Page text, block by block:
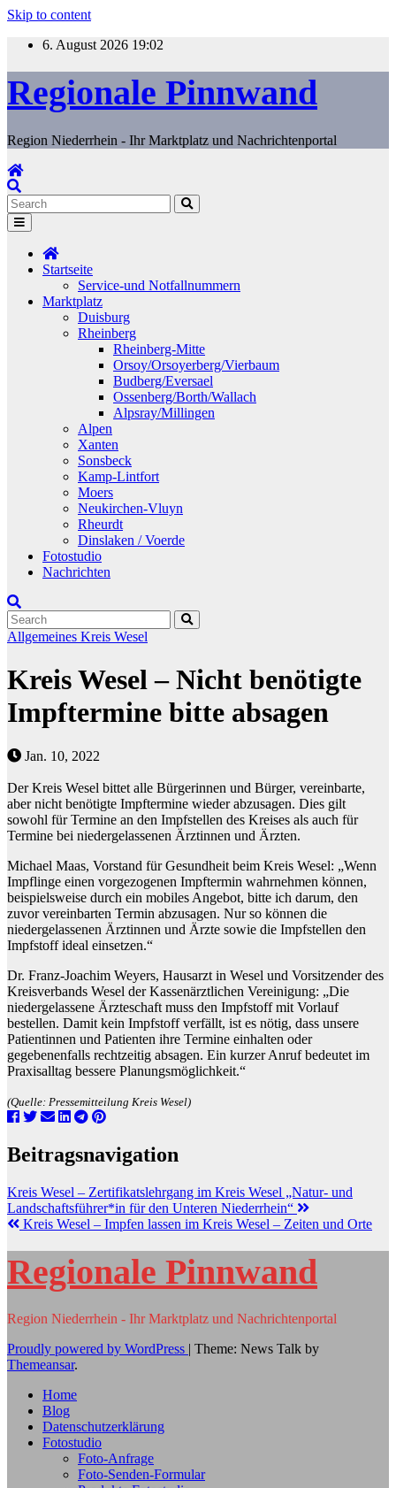
Skip to content
6. August 2026 19:02
Regionale Pinnwand
Region Niederrhein - Ihr Marktplatz und Nachrichtenportal
Startseite
Service-und Notfallnummern
Marktplatz
Duisburg
Rheinberg
Rheinberg-Mitte
Orsoy/Orsoyerberg/Vierbaum
Budberg/Eversael
Ossenberg/Borth/Wallach
Alpsray/Millingen
Alpen
Xanten
Sonsbeck
Kamp-Lintfort
Moers
Neukirchen-Vluyn
Rheurdt
Dinslaken / Voerde
Fotostudio
Nachrichten
Allgemeines Kreis Wesel
Kreis Wesel – Nicht benötigte
Impftermine bitte absagen
Jan. 10, 2022
Der Kreis Wesel bittet alle Bürgerinnen und Bürger, vereinbarte,
aber nicht benötigte Impftermine wieder abzusagen. Dies gilt
sowohl für Termine an den Impfstellen des Kreises als auch für
Termine bei niedergelassenen Ärztinnen und Ärzten.
Michael Maas, Vorstand für Gesundheit beim Kreis Wesel: „Wenn
Impflinge einen vorgezogenen Impftermin wahrnehmen können,
beispielsweise durch ein mobiles Angebot, bitte ich darum, den
zuvor vereinbarten Termin abzusagen. Nur so können die
niedergelassenen Ärztinnen und Ärzte sowie die Impfstellen den
Impfstoff ideal einsetzen.“
Dr. Franz-Joachim Weyers, Hausarzt in Wesel und Vorsitzender des
Kreisverbands Wesel der Kassenärztlichen Vereinigung: „Die
niedergelassene Ärzteschaft muss den Impfstoff mit Vorlauf
bestellen. Damit kein Impfstoff verfällt, ist es nötig, dass unsere
Patientinnen und Patienten ihre Termine einhalten oder
gegebenenfalls rechtzeitig absagen. Ein kurzer Anruf bedeutet im
Praxisalltag bessere Planungsmöglichkeit.“
(Quelle: Pressemitteilung Kreis Wesel)
Beitragsnavigation
Kreis Wesel – Zertifikatslehrgang im Kreis Wesel „Natur- und
Landschaftsführer*in für den Unteren Niederrhein“
Kreis Wesel – Impfen lassen im Kreis Wesel – Zeiten und Orte
Regionale Pinnwand
Region Niederrhein - Ihr Marktplatz und Nachrichtenportal
Proudly powered by WordPress | Theme: News Talk by
Themeansar.
Home
Blog
Datenschutzerklärung
Fotostudio
Foto-Anfrage
Foto-Senden-Formular